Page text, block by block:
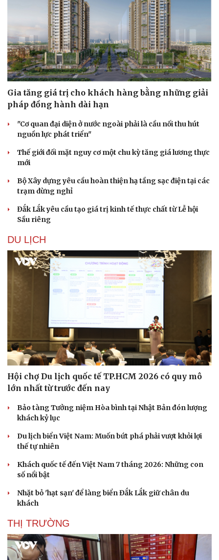
Gia tăng giá trị cho khách hàng bằng những giải
pháp đồng hành dài hạn
"Cơ quan đại diện ở nước ngoài phải là cầu nối thu hút
nguồn lực phát triển"
Thế giới đối mặt nguy cơ một chu kỳ tăng giá lương thực
mới
Bộ Xây dựng yêu cầu hoàn thiện hạ tầng sạc điện tại các
trạm dừng nghỉ
Đắk Lắk yêu cầu tạo giá trị kinh tế thực chất từ Lễ hội
Sầu riêng
DU LỊCH
Hội chợ Du lịch quốc tế TP.HCM 2026 có quy mô
lớn nhất từ trước đến nay
Bảo tàng Tưởng niệm Hòa bình tại Nhật Bản đón lượng
khách kỷ lục
Du lịch biển Việt Nam: Muốn bứt phá phải vượt khỏi lợi
thế tự nhiên
Khách quốc tế đến Việt Nam 7 tháng 2026: Những con
số nổi bật
Nhặt bỏ 'hạt sạn' để làng biển Đắk Lắk giữ chân du
khách
THỊ TRƯỜNG